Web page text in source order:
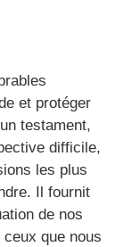
et protéger
testament,
difficile,
les plus
Il fournit
de nos
que nous